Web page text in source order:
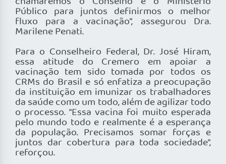
Público para juntos definirmos o melhor
fluxo para a vacinação”, assegurou Dra.
Marilene Penati.
Para o Conselheiro Federal, Dr. José Hiram,
essa atitude do Cremero em apoiar a
vacinação tem sido tomada por todos os
CRMs do Brasil e só enfatiza a preocupação
da instituição em imunizar os trabalhadores
da saúde como um todo, além de agilizar todo
o processo. “Essa vacina foi muito esperada
pelo mundo todo e realmente é a esperança
da população. Precisamos somar forças e
juntos dar cobertura para toda sociedade”,
reforçou.